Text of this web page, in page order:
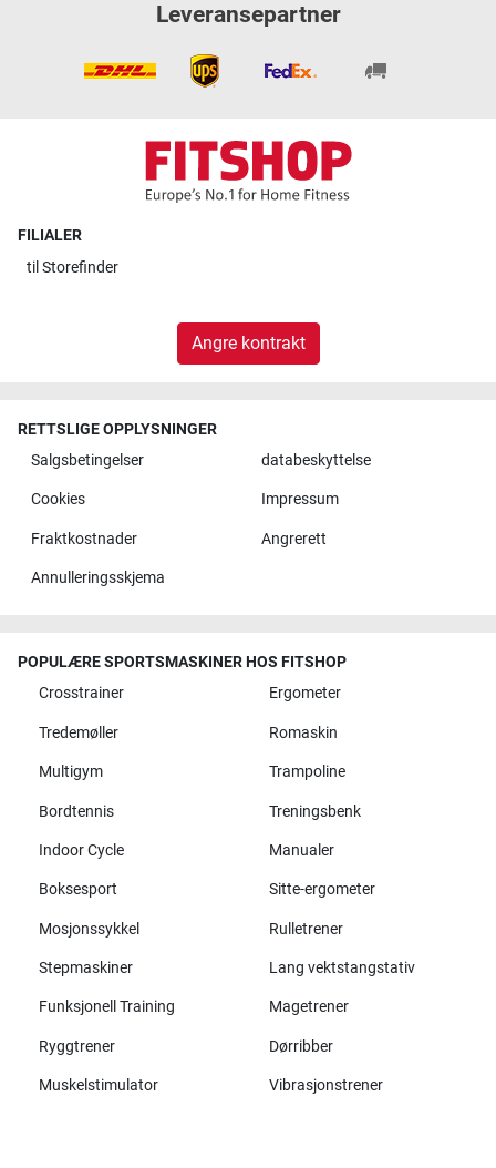
Leveransepartner
FILIALER
til Storefinder
Angre kontrakt
RETTSLIGE OPPLYSNINGER
Salgsbetingelser
databeskyttelse
Cookies Impressum
Fraktkostnader Angrerett
Annulleringsskjema
POPULÆRE SPORTSMASKINER HOS FITSHOP
Crosstrainer
Ergometer
Tredemøller Romaskin
Multigym Trampoline
Bordtennis Treningsbenk
Indoor Cycle Manualer
Boksesport Sitte-ergometer
Mosjonssykkel Rulletrener
Stepmaskiner Lang vektstangstativ
Funksjonell Training Magetrener
Ryggtrener Dørribber
Muskelstimulator Vibrasjonstrener